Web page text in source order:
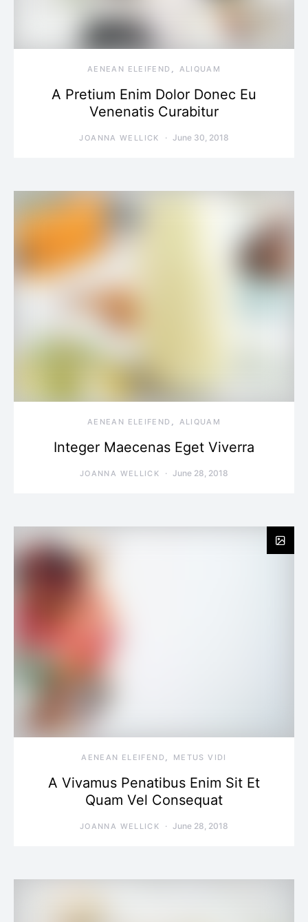
AENEAN ELEIFEND ALIQUAM
A Pretium Enim Dolor Donec Eu
Venenatis Curabitur
JOANNA WELLICK June 30, 2018
AENEAN ELEIFEND ALIQUAM
Integer Maecenas Eget Viverra
JOANNA WELLICK June 28, 2018
AENEAN ELEIFEND METUS VIDI
A Vivamus Penatibus Enim Sit Et
Quam Vel Consequat
JOANNA WELLICK June 28, 2018